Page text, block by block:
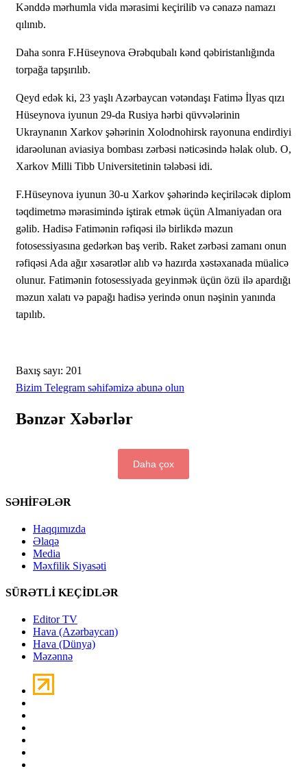
Kənddə mərhumla vida mərasimi keçirilib və cənazə namazı
qılınıb.
Daha sonra F.Hüseynova Ərəbqubalı kənd qəbiristanlığında
torpağa tapşırılıb.
Qeyd edək ki, 23 yaşlı Azərbaycan vətəndaşı Fatimə İlyas qızı
Hüseynova iyunun 29-da Rusiya hərbi qüvvələrinin
Ukraynanın Xarkov şəhərinin Xolodnohirsk rayonuna endirdiyi
idarəolunan aviasiya bombası zərbəsi nəticəsində həlak olub. O,
Xarkov Milli Tibb Universitetinin tələbəsi idi.
F.Hüseynova iyunun 30-u Xarkov şəhərində keçiriləcək diplom
təqdimetmə mərasimində iştirak etmək üçün Almaniyadan ora
gəlib. Hadisə Fatimənin rəfiqəsi ilə birlikdə məzun
fotosessiyasına gedərkən baş verib. Raket zərbəsi zamanı onun
rəfiqəsi Ada ağır xəsarətlər alıb və hazırda xəstəxanada müalicə
olunur. Fatimənin fotosessiyada geyinmək üçün özü ilə apardığı
məzun xalatı və papağı hadisə yerində onun nəşinin yanında
tapılıb.
Baxış sayı: 201
Bizim Telegram səhifəmizə abunə olun
Bənzər Xəbərlər
Daha çox
SƏHİFƏLƏR
Haqqımızda
Əlaqə
Media
Məxfilik Siyasəti
SÜRƏTLİ KEÇİDLƏR
Editor TV
Hava (Azərbaycan)
Hava (Dünya)
Məzənnə